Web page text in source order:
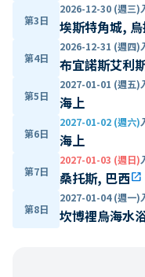
第3日
2026-12-30 (週三)
埃斯特角城,
第4日
2026-12-31 (週四)
布宜諾斯艾利
第5日
2027-01-01 (週五)
海上
第6日
2027-01-02 (週六)
海上
第7日
2027-01-03 (週日)
桑托斯, 巴西open_in_new
第8日
2027-01-04 (週一)
坎博裡烏海水